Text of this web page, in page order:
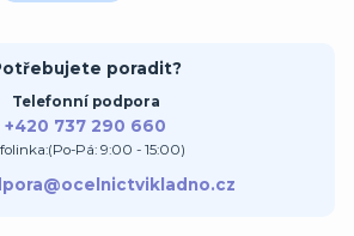
poradit?
Telefonní podpora
+420 737 290 660
Pá: 9:00 - 15:00)